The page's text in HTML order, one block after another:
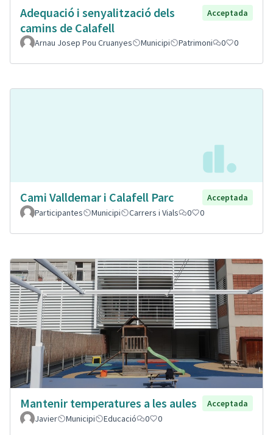
Adequació i senyalització dels
camins de Calafell
Acceptada
Arnau Josep Pou Cruanyes Municipi Patrimoni 0 0
Cami Valldemar i Calafell Parc
Acceptada
Participantes
Municipi Carrers i Vials 0 0
Mantenir temperatures a les aules
Acceptada
Javier
Municipi Educació 0 0